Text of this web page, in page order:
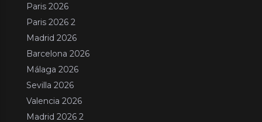
Paris 2026
Paris 2026 2
Madrid 2026
Barcelona 2026
Málaga 2026
Sevilla 2026
Valencia 2026
Madrid 2026 2